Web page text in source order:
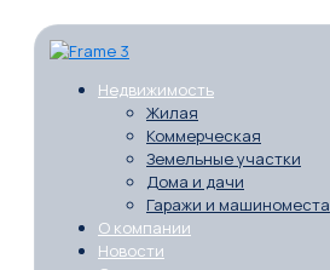
Недвижимость
Жилая
Коммерческая
Земельные участки
Дома и дачи
Гаражи и машиноместа
О компании
Новости